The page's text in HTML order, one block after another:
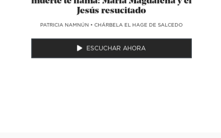
Jesús resucitado
​PATRICIA NAMNÚN •CHÁRBELA EL HAGE DE SALCEDO
ESCUCHAR AHORA